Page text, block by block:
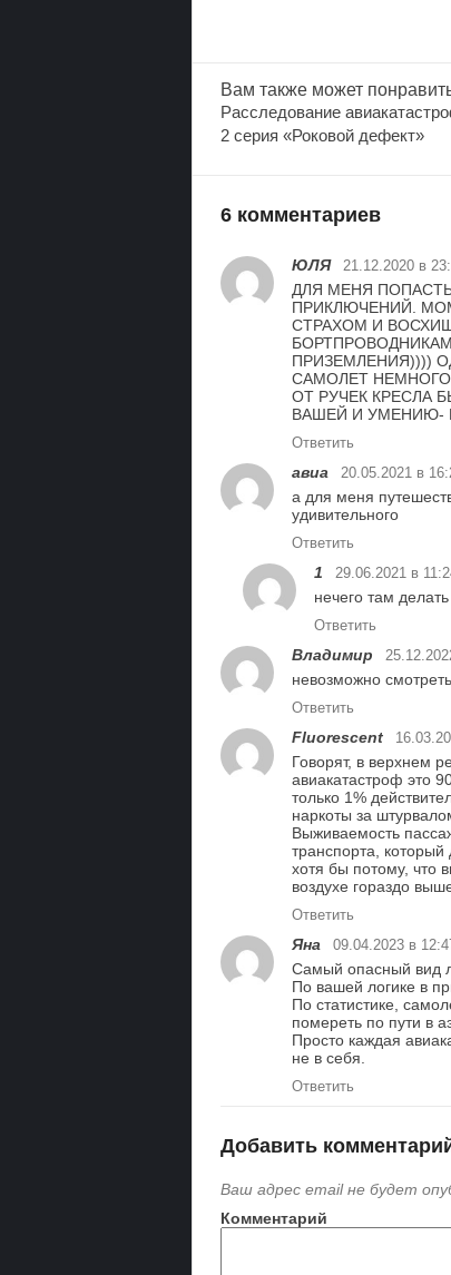
Вам также может
Расследование
2 серия «Роковой дефект»
6 комментариев
ЮЛЯ 21.12.2020 в
ДЛЯ МЕНЯ
ПРИКЛЮЧЕНИЙ.
СТРАХОМ И
ПРИЗЕМЛЕНИЯ))))
САМОЛЕТ
ОТ РУЧЕК КРЕСЛА
ВАШЕЙ И УМЕНИЮ-
Ответить
авиа 20.05.2021 в
а для меня
удивительного
Ответить
1 29.06.2021 в
нечего там делать
Ответить
Владимир
невозможно
Ответить
Fluorescent
Говорят, в верхнем
авиакатастроф это
только 1%
наркоты за
Выживаемость
транспорта,
хотя бы потому, что
воздухе гораздо
Ответить
Яна 09.04.2023 в
Самый опасный вид
По вашей логике в
По статистике,
помереть по пути в
Просто каждая
не в себя.
Ответить
Добавить
Ваш адрес email не будет
Комментарий